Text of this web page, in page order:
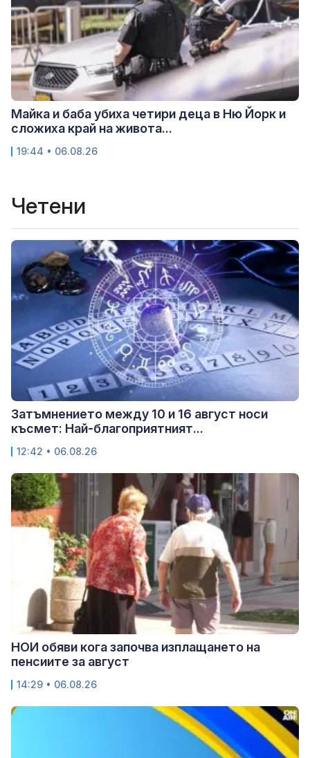
Майка и баба убиха четири деца в Ню Йорк и
сложиха край на живота...
19:44 • 06.08.26
Четени
Затъмнението между 10 и 16 август носи
късмет: Най-благоприятният...
12:42 • 06.08.26
НОИ обяви кога започва изплащането на
пенсиите за август
14:29 • 06.08.26